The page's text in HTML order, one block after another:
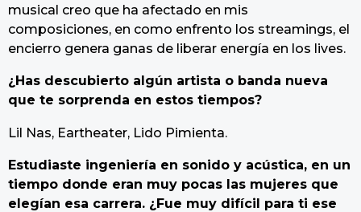
musical creo que ha afectado en mis
composiciones, en como enfrento los streamings, el
encierro genera ganas de liberar energía en los lives.
¿Has descubierto algún artista o banda nueva
que te sorprenda en estos tiempos?
Lil Nas, Eartheater, Lido Pimienta.
Estudiaste ingeniería en sonido y acústica, en un
tiempo donde eran muy pocas las mujeres que
elegían esa carrera. ¿Fue muy difícil para ti ese